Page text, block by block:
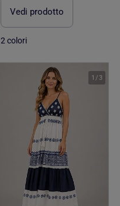
Vedi prodotto
2 colori
1 /3